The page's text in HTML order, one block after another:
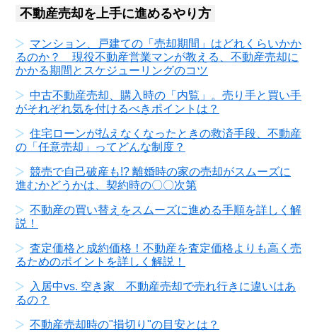
不動産売却を上手に進めるやり方
マンション、戸建ての「売却期間」はどれくらいかか
るのか？ 現役不動産営業マンが教える、不動産売却に
かかる期間とスケジューリングのコツ
中古不動産売却、購入時の「内覧」。売り手と買い手
がそれぞれ気を付けるべきポイントは？
住宅ローンが払えなくなったときの救済手段、不動産
の「任意売却」ってどんな制度？
競売で自己破産も!? 離婚時の家の売却がスムーズに
進むかどうかは、契約時の〇〇次第
不動産の買い替えをスムーズに進める手順を詳しく解
説！
査定価格と成約価格！不動産を査定価格よりも高く売
るためのポイントを詳しく解説！
入居中vs. 空き家 不動産売却で売れ行きに違いはあ
るの？
不動産売却時の"損切り"の目安とは？